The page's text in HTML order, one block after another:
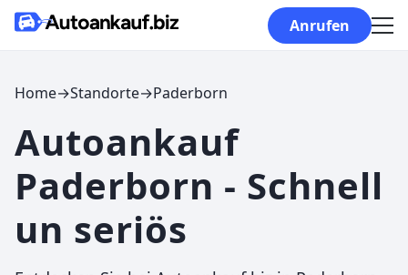
Skip to content
Anrufen
Home→Standorte→Paderborn
Autoankauf
Paderborn - Schnell
un seriös